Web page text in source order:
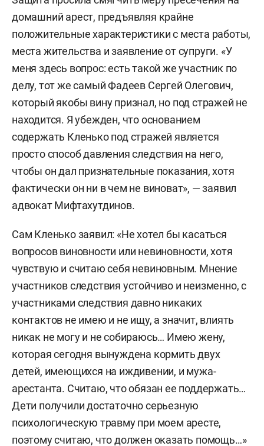
домашний арест, предъявляя крайне
положительные характеристики с места работы,
места жительства и заявление от супруги. «У
меня здесь вопрос: есть такой же участник по
делу, тот же самый Фадеев Сергей Олегович,
который якобы вину признал, но под стражей не
находится. Я убежден, что основанием
содержать Кленько под стражей является
просто способ давления следствия на него,
чтобы он дал признательные показания, хотя
фактически он ни в чем не виноват», — заявил
адвокат Мифтахутдинов.
Сам Кленько заявил: «Не хотел бы касаться
вопросов виновности или невиновности, хотя
чувствую и считаю себя невиновным. Мнение
участников следствия устойчиво и неизменно, с
участниками следствия давно никаких
контактов не имею и не ищу, а значит, влиять
никак не могу и не собираюсь… Имею жену,
которая сегодня вынуждена кормить двух
детей, имеющихся на иждивении, и мужа-
арестанта. Считаю, что обязан ее поддержать…
Дети получили достаточно серьезную
психологическую травму при моем аресте,
поэтому считаю, что должен оказать помощь…»